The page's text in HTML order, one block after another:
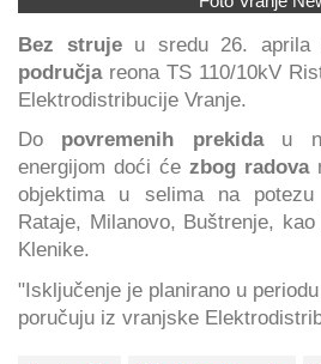
Bez strujeu sredu 26. aprila
područjareona TS 110/10kV
Elektrodistribucije Vranje.
Do povremenih prekidau
energijom doći će zbog radova
objektima u selima na potezu
Rataje, Milanovo, Buštrenje,
Klenike.
"Isključenje je planirano u
poručuju iz vranjske